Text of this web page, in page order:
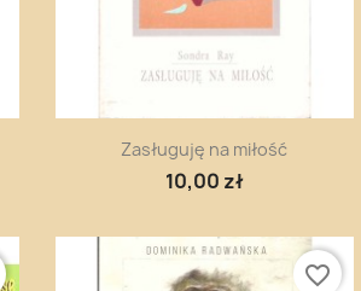
Szybki podgląd
Zasługuję na miłość
10,00 zł
favorite_border